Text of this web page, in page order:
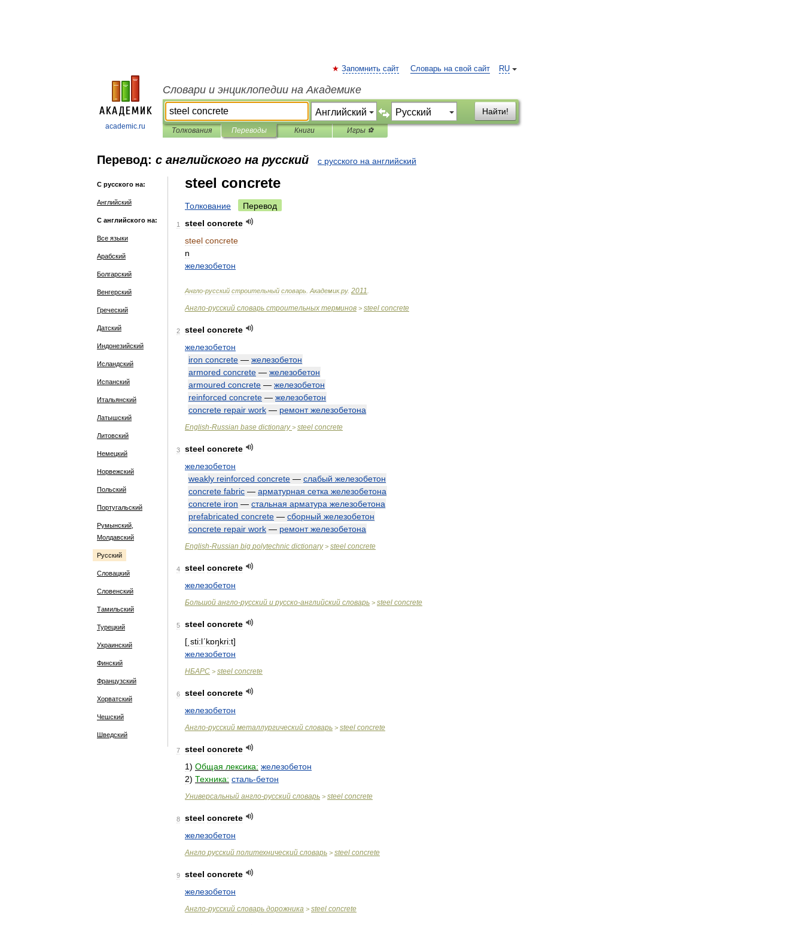
academic.ru
RU
Запомнить сайт Словарь на свой сайт
Словари и энциклопедии на Академике
Найти!
Толкования Переводы Книги Игры ⚽
Перевод: с английского на русский с русского на английский
С русского на:
Английский
С английского на:
Все языки
Арабский
Болгарский
Венгерский
Греческий
Датский
Индонезийский
Исландский
Испанский
Итальянский
Латышский
Литовский
Немецкий
Норвежский
Польский
Португальский
Румынский,
Молдавский
Русский
Словацкий
Словенский
Тамильский
Турецкий
Украинский
Финский
Французский
Хорватский
Чешский
Шведский
steel concrete
Толкование Перевод
1 steel concrete
steel concrete
n
железобетон
Англо-русский строительный словарь Академик.ру. 2011
Англо-русский словарь строительных терминов > steel concrete
2 steel concrete
железобетон
iron concrete — железобетон
armored concrete — железобетон
armoured concrete — железобетон
reinforced concrete — железобетон
concrete repair work — ремонт железобетона
English-Russian base dictionary > steel concrete
3 steel concrete
железобетон
weakly reinforced concrete — слабый железобетон
concrete fabric — арматурная сетка железобетона
concrete iron — стальная арматура железобетона
prefabricated concrete — сборный железобетон
concrete repair work — ремонт железобетона
English-Russian big polytechnic dictionary> steel concrete
4 steel concrete
железобетон
Большой англо-русский и русско-английский словарь > steel concrete
5 steel concrete
[ ͵sti:lʹkɒŋkri:t]
железобетон
НБАРС > steel concrete
6 steel concrete
железобетон
Англо-русский металлургический словарь > steel concrete
7 steel concrete
1) Общая лексика: железобетон
2) Техника: сталь-бетон
Универсальный англо-русский словарь > steel concrete
8 steel concrete
железобетон
Англо русский политехнический словарь > steel concrete
9 steel concrete
железобетон
Англо-русский словарь дорожника > steel concrete